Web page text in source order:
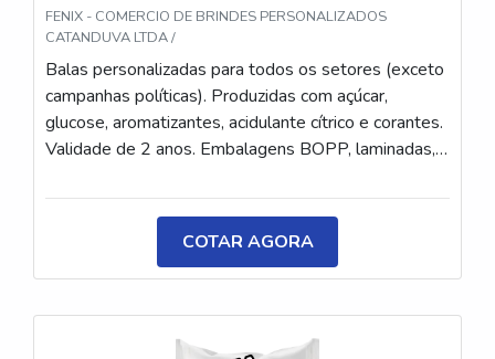
FENIX - COMERCIO DE BRINDES PERSONALIZADOS
CATANDUVA LTDA /
Balas personalizadas para todos os setores (exceto
campanhas políticas). Produzidas com açúcar,
glucose, aromatizantes, acidulante cítrico e corantes.
Validade de 2 anos. Embalagens BOPP, laminadas,
ou P&B em alta qualidade, tinta atóxica. Medida: 5 ×
diferentes tipos (balas, gomas, chicletes, recheadas
e pastilhas). Produto sem glúten.
COTAR AGORA